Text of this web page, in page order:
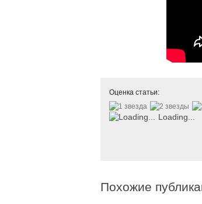
Оценка статьи:
Loading...
Похожие